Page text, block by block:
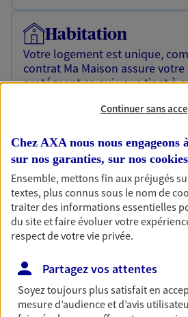
Habitation
Votre logement est unique,
contrat Ma Maison assure
protégeant ce qui vous tient à
Découvrir l'offre Habitation
OBTENIR UN TARIF EN
Garantie
Bricoleuse, féru de jardinage,
ou grande lectrice… personne
accident du quotidien. Avec Ma
revenus.
Découvrir l'offre Garantie
Continuer sans
Chez AXA nous nous engageons
sur nos garanties, sur nos
Ensemble, mettons fin aux préjugés
textes, plus connus sous le nom de
traiter des informations essentielles
du site et faire évoluer votre
respect de votre vie privée.
Partagez vos attentes
Soyez toujours plus satisfait en
mesure d’audience et d’avis